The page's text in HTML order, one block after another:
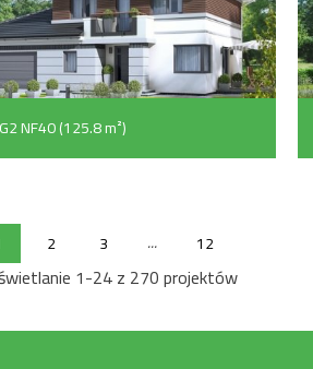
NF40 (125.8 m²)
2 3 ... 12
1-24 z 270 projektów